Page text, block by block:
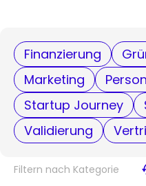
Finanzierung
Marketing
Startup Journey
Validierung
Filtern nach Kategorie